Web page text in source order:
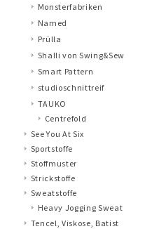
Monsterfabriken
Named
Prülla
Shalli von Swing&Sew
Smart Pattern
studioschnittreif
TAUKO
Centrefold
See You At Six
Sportstoffe
Stoffmuster
Strickstoffe
Sweatstoffe
Heavy Jogging Sweat
Tencel, Viskose, Batist